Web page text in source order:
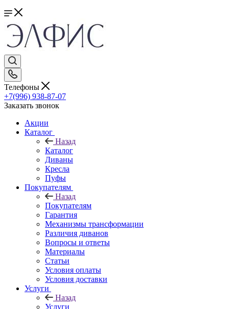
Телефоны
+7(996) 938-87-07
Заказать звонок
Акции
Каталог
Назад
Каталог
Диваны
Кресла
Пуфы
Покупателям
Назад
Покупателям
Гарантия
Механизмы трансформации
Различия диванов
Вопросы и ответы
Материалы
Статьи
Условия оплаты
Условия доставки
Услуги
Назад
Услуги